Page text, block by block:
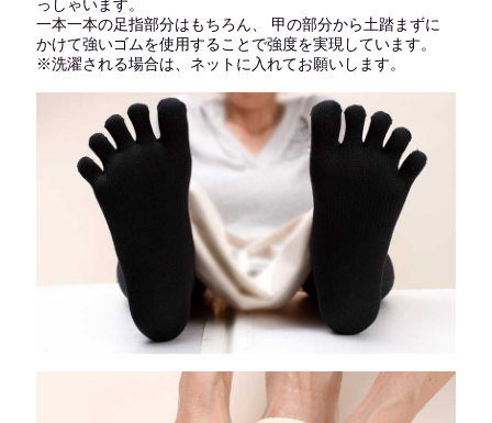
っしゃいます。
一本一本の足指部分はもちろん、 甲の部分から土踏まずに
かけて強いゴムを使用することで強度を実現しています。
※洗濯される場合は、ネットに入れてお願いします。